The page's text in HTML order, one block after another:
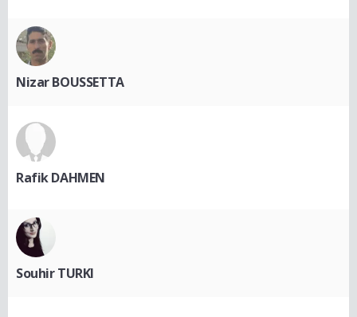
Nizar BOUSSETTA
Rafik DAHMEN
Souhir TURKI